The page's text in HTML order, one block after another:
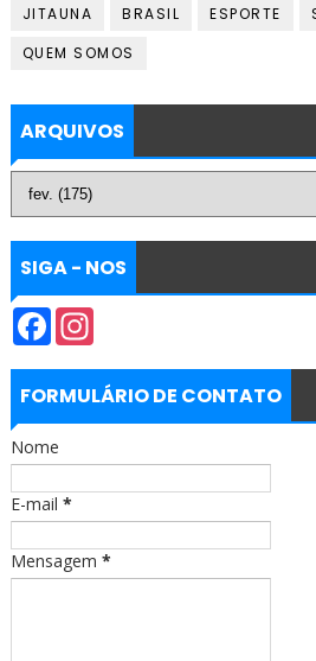
JITAUNA
BRASIL ESPORTE
QUEM SOMOS
ARQUIVOS
SIGA - NOS
F
e
b
o
k
I
t
a
r
m
FORMULÁRIO DE CONTATO
Nome
E-mail *
Mensagem *